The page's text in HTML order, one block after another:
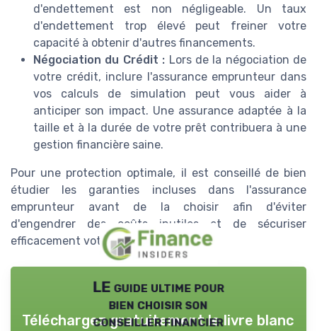
d'endettement est non négligeable. Un taux
d'endettement trop élevé peut freiner votre
capacité à obtenir d'autres financements.
Négociation du Crédit : Lors de la négociation de
votre crédit, inclure l'assurance emprunteur dans
vos calculs de simulation peut vous aider à
anticiper son impact. Une assurance adaptée à la
taille et à la durée de votre prêt contribuera à une
gestion financière saine.
Pour une protection optimale, il est conseillé de bien
étudier les garanties incluses dans l'assurance
emprunteur avant de la choisir afin d'éviter
d'engendrer des coûts inutiles et de sécuriser
efficacement votre projet financier.
LE guide ultime pour
bien choisir son
conseiller financier
Téléchargez gratuitement le livre blanc